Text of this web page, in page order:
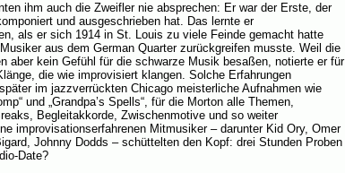
ihm auch die Zweifler nie absprechen: Er war der Erste, der
und ausgeschrieben hat. Das lernte er
als er sich 1914 in St. Louis zu viele Feinde gemacht hatte
aus dem German Quarter zurückgreifen musste. Weil die
aber kein Gefühl für die schwarze Musik besaßen, notierte er für
die wie improvisiert klangen. Solche Erfahrungen
im jazzverrückten Chicago meisterliche Aufnahmen wie
und „Grandpa’s Spells“, für die Morton alle Themen,
Begleitakkorde, Zwischenmotive und so weiter
improvisationserfahrenen Mitmusiker – darunter Kid Ory, Omer
Johnny Dodds – schüttelten den Kopf: drei Stunden Proben
Date?